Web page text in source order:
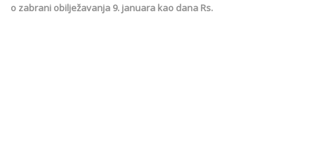
o zabrani obilježavanja 9. januara kao dana Rs.